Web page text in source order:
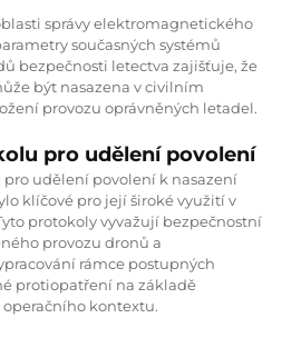
správy elektromagnetického
současných systémů
bezpečnosti letectva zajišťuje, že
být nasazena v civilním
provozu oprávněných letadel.
pro udělení povolení
udělení povolení k nasazení
klíčové pro její široké využití v
protokoly vyvažují bezpečnostní
provozu dronů a
rámce postupných
protiopatření na základě
kontextu.